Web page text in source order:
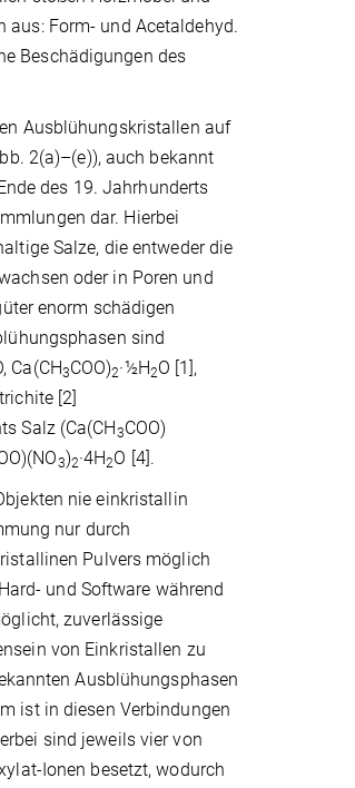
aus: Form- und Acetaldehyd.
Beschädigungen des
Ausblühungskristallen auf
2(a)–(e)), auch bekannt
des 19. Jahrhunderts
dar. Hierbei
Salze, die entweder die
oder in Poren und
enorm schädigen
sind
Ca(CH3COO)2·½H2O [1],
[2]
Salz (Ca(CH 3COO)
3)2·4H2O [4].
nie einkristallin
nur durch
Pulvers möglich
und Software während
zuverlässige
von Einkristallen zu
Ausblühungsphasen
ist in diesen Verbindungen
sind jeweils vier von
Ionen besetzt, wodurch